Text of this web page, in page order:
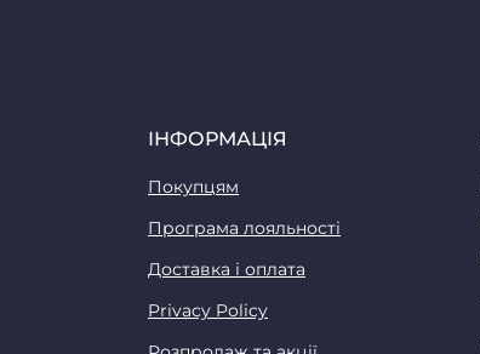
ІНФОРМАЦІЯ
Покупцям
Програма лояльності
Доставка і оплата
Privacy Policy